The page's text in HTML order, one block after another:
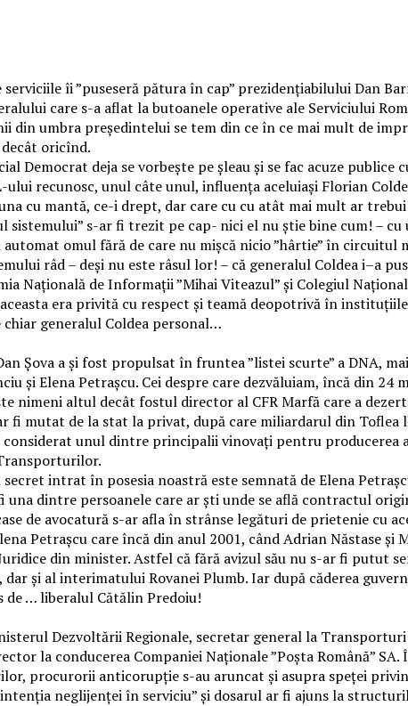
îi ”puseseră pătura în cap” prezidențiabilului Dan
care s-a aflat la butoanele operative ale Serviciului
din umbra președintelui se tem din ce în ce mai mult de
oricînd.
Democrat deja se vorbește pe șleau și se fac acuze
recunosc, unul câte unul, influența aceluiași Florian
cu mantă, ce-i drept, dar care cu cu atât mai mult ar
s-ar fi trezit pe cap- nici el nu știe bine cum! –
omul fără de care nu mișcă nicio ”hârtie” în circuitul
râd – deși nu este râsul lor! – că generalul Coldea i–a
Națională de Informații ”Mihai Viteazul” și Colegiul
era privită cu respect și teamă deopotrivă în
generalul Coldea personal…
a și fost propulsat în fruntea ”listei scurte” a DNA, mai
și Elena Petrașcu. Cei despre care dezvăluiam, încă din 24
nimeni altul decât fostul director al CFR Marfă care a
fi mutat de la stat la privat, după care miliardarul din Toflea
considerat unul dintre principalii vinovați pentru
intrat în posesia noastră este semnată de Elena
dintre persoanele care ar ști unde se află contractul
de avocatură s-ar afla în strânse legături de prietenie cu
Petrașcu care încă din anul 2001, când Adrian Năstase și
din minister. Astfel că fără avizul său nu s-ar fi putut
și al interimatului Rovanei Plumb. Iar după căderea
de … liberalul Cătălin Predoiu!
Dezvoltării Regionale, secretar general la
la conducerea Companiei Naționale ”Poșta Română”
procurorii anticorupție s-au aruncat și asupra speței
neglijenței în serviciu” și dosarul ar fi ajuns la